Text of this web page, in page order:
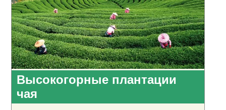
Высокогорные плантации
чая